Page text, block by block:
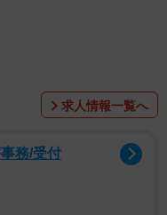
… ※画像はイメージです
求人情報一覧へ
務/受付